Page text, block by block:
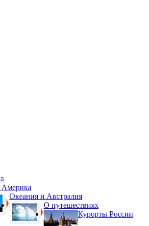
Океания и Австралия
О путешествиях
Курорты России